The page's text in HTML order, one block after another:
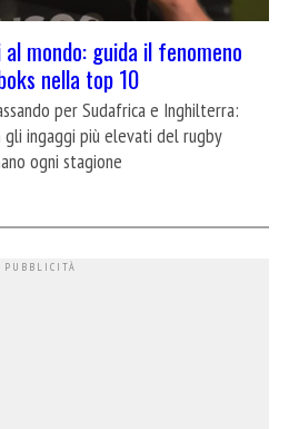
mondo: guida il fenomeno
nella top 10
per Sudafrica e Inghilterra:
gli ingaggi più elevati del rugby
ogni stagione